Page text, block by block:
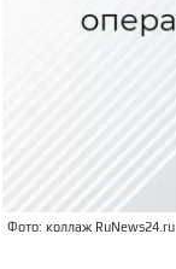
Фото: коллаж RuNews24.ru